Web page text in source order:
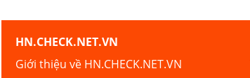
HN.CHECK.NET.VN
Giới thiệu về HN.CHECK.NET.VN